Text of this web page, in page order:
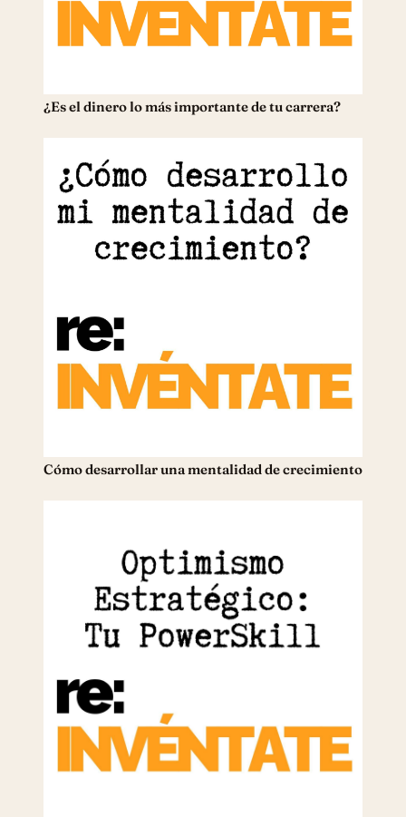
¿Es el dinero lo más importante de tu carrera?
Cómo desarrollar una mentalidad de crecimiento